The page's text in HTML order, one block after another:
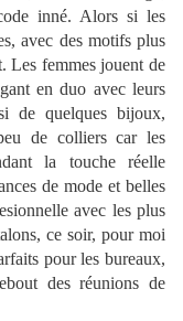
inné. Alors si les
avec des motifs plus
Les femmes jouent de
en duo avec leurs
de quelques bijoux,
de colliers car les
la touche réelle
de mode et belles
avec les plus
ce soir, pour moi
pour les bureaux,
des réunions de